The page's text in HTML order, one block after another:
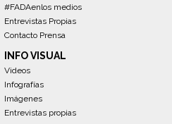
#FADAenlos medios
Entrevistas Propias
Contacto Prensa
INFO VISUAL
Videos
Infografías
Imágenes
Entrevistas propias